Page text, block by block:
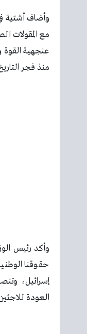
وأضاف أشتية
مع المقولات
عنجهية القوة
منذ فجر
وأكد رئيس
حقوقنا
إسرائيل،
العودة